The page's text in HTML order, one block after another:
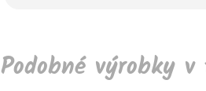
Podobné výrobky